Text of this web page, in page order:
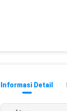
Informasi Detail